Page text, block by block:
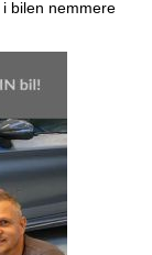
bilen nemmere